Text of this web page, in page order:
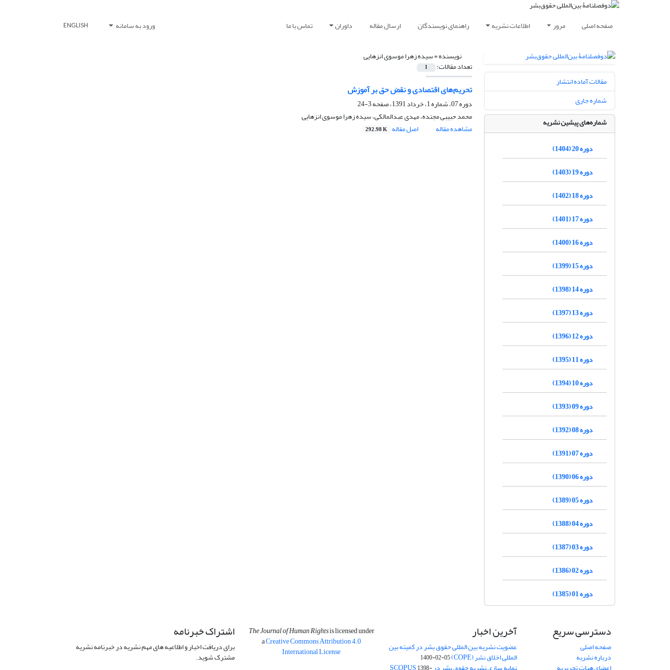
صفحه اصلی مرور اطلاعات نشریه راهنمای نویسندگان ارسال مقاله داوران تماس با ما ورود به سامانه ENGLISH
نویسنده =سیده زهرا موسوی انزهایی
تعداد مقالات: 1
تحریم‌های اقتصادی و نقض حق بر آموزش
دوره 07، شماره 1، خرداد 1391، صفحه
3-24
محمد حبیبی مجنده، مهدی عبدالمالکی، سیده زهرا موسوی انزهایی
مشاهده مقاله
اصل مقاله 292.98 K
مقالات آماده انتشار
شماره جاری
شماره‌های پیشین نشریه
دوره 20 (1404)
دوره 19 (1403)
دوره 18 (1402)
دوره 17 (1401)
دوره 16 (1400)
دوره 15 (1399)
دوره 14 (1398)
دوره 13 (1397)
دوره 12 (1396)
دوره 11 (1395)
دوره 10 (1394)
دوره 09 (1393)
دوره 08 (1392)
دوره 07 (1391)
دوره 06 (1390)
دوره 05 (1389)
دوره 04 (1388)
دوره 03 (1387)
دوره 02 (1386)
دوره 01 (1385)
دسترسی سریع
صفحه اصلی
درباره نشریه
آخرین اخبار
عضویت نشریه بین المللی حقوق بشر در کمیته بین
المللی اخلاق نشر (COPE) 1400-02-05
The Journal of Human Rightsis licensed under
aCreative Commons Attribution 4.0
International License
اشتراک خبرنامه
برای دریافت اخبار و اطلاعیه های مهم نشریه در خبرنامه نشریه
مشترک شوید.